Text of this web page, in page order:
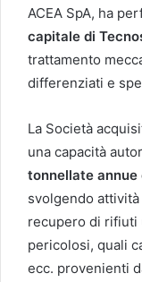
ACEA SpA, ha
capitale di
trattamento
differenziati e
La Società
una capacità
tonnellate annue
svolgendo
recupero di rifiuti
pericolosi, quali
ecc. provenienti